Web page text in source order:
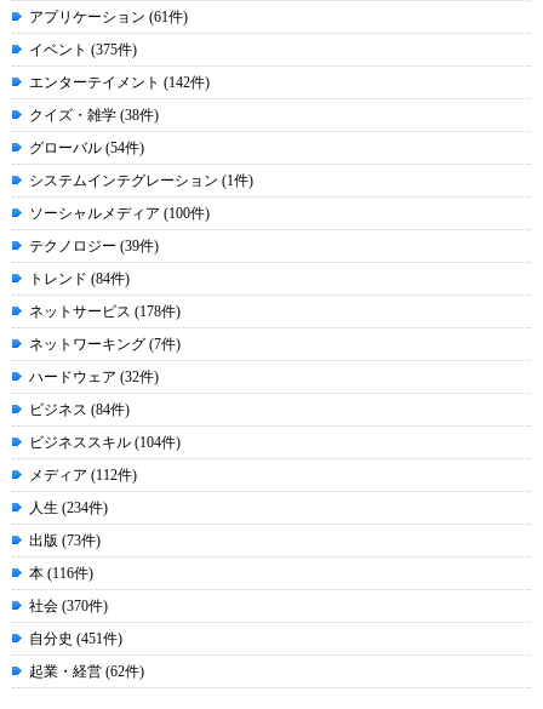
アプリケーション (61件)
イベント (375件)
エンターテイメント (142件)
クイズ・雑学 (38件)
グローバル (54件)
システムインテグレーション (1件)
ソーシャルメディア (100件)
テクノロジー (39件)
トレンド (84件)
ネットサービス (178件)
ネットワーキング (7件)
ハードウェア (32件)
ビジネス (84件)
ビジネススキル (104件)
メディア (112件)
人生 (234件)
出版 (73件)
本 (116件)
社会 (370件)
自分史 (451件)
起業・経営 (62件)